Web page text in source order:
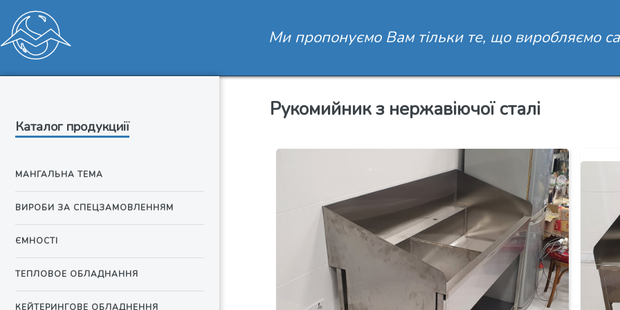
Ми пропонуємо Вам тільки те, що виробляємо
Рукомийник з нержавіючої сталі
Каталог продукциії
МАНГАЛЬНА ТЕМА
ВИРОБИ ЗА СПЕЦЗАМОВЛЕННЯМ
ЄМНОСТІ
ТЕПЛОВОЕ ОБЛАДНАННЯ
КЕЙТЕРИНГОВЕ ОБЛАДНЕННЯ